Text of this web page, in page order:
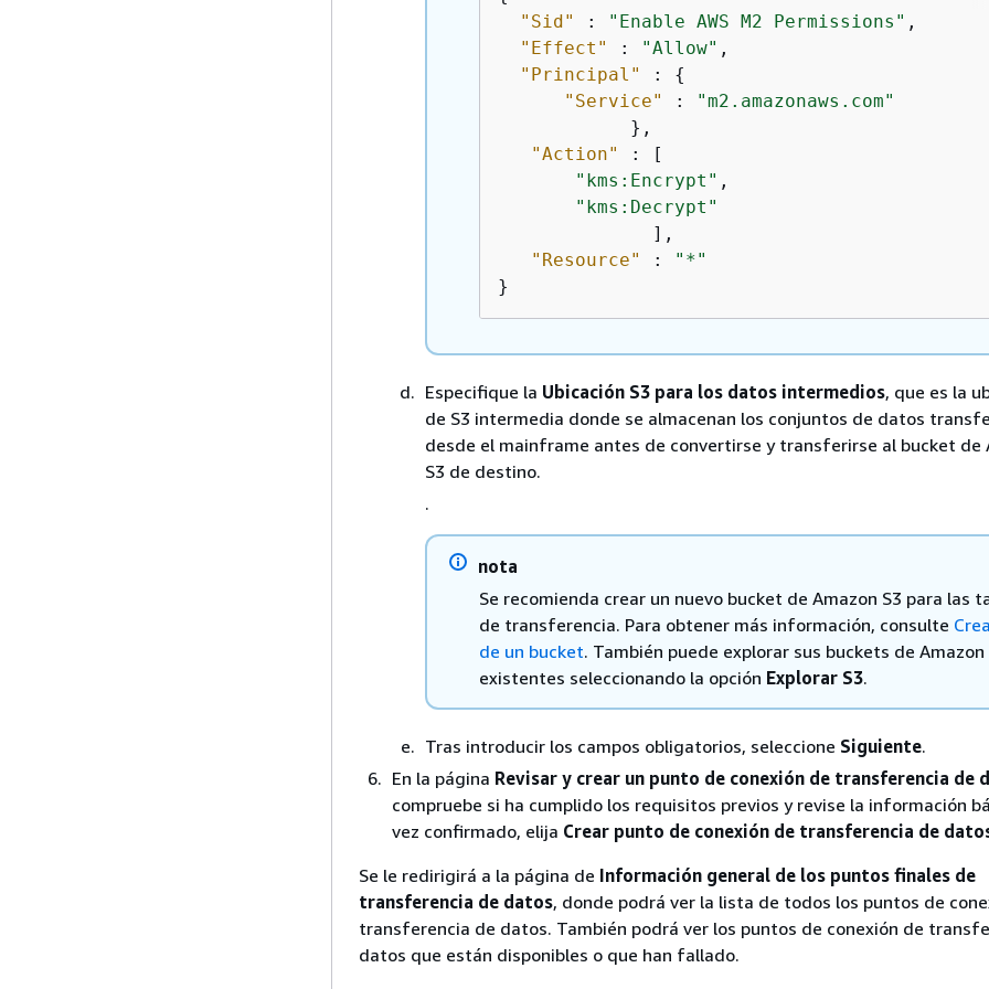
"Sid"
: "Enable AWS M2 Permissions" ,
"Effect"
: "Allow" ,
"Principal"
: {
"Service"
:
"m2.amazonaws.com"
            },
"Action"
: [
"kms:Encrypt" ,
"kms:Decrypt"
              ],
"Resource"
:
"*"
}
Especifique la Ubicación S3 para los datos intermedios, que es la
de S3 intermedia donde se almacenan los conjuntos de datos
desde el mainframe antes de convertirse y transferirse al bucket de
S3 de destino.
.
nota
Se recomienda crear un nuevo bucket de Amazon S3 para las
de transferencia. Para obtener más información, consulte
de un bucket. También puede explorar sus buckets de Amazon
existentes seleccionando la opción Explorar S3.
Tras introducir los campos obligatorios, seleccione Siguiente.
En la página Revisar y crear un punto de conexión de transferencia de
compruebe si ha cumplido los requisitos previos y revise la información
vez confirmado, elija Crear punto de conexión de transferencia de
Se le redirigirá a la página de Información general de los puntos finales de
transferencia de datos, donde podrá ver la lista de todos los puntos de
transferencia de datos. También podrá ver los puntos de conexión de
datos que están disponibles o que han fallado.